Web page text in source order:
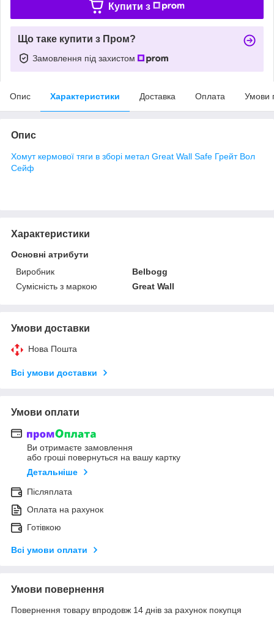
Купити з
Що таке купити з Пром?
Замовлення під захистом
Опис Характеристики Доставка Оплата Умови
Опис
Хомут кермової тяги в зборі метал Great Wall Safe Грейт Вол
Сейф
Характеристики
Основні атрибути
Виробник
Belbogg
Сумісність з маркою
Great Wall
Умови доставки
Нова Пошта
Всі умови доставки
Умови оплати
Ви отримаєте замовлення
або гроші повернуться на вашу картку
Детальніше
Післяплата
Оплата на рахунок
Готівкою
Всі умови оплати
Умови повернення
Повернення товару впродовж 14 днів за рахунок покупця